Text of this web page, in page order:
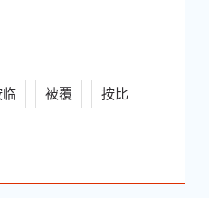
临 被覆 按比